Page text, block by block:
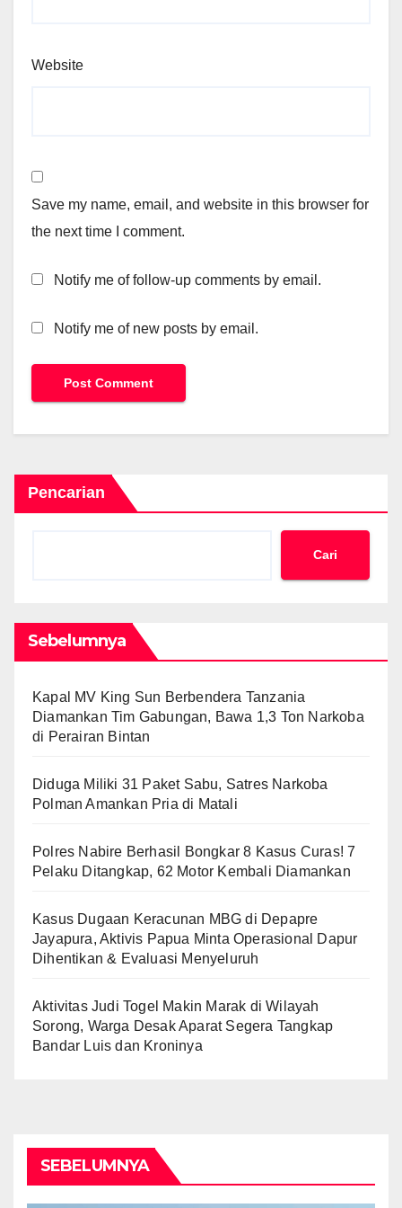
Website
Save my name, email, and website in this browser for
the next time I comment.
Notify me of follow-up comments by email.
Notify me of new posts by email.
Pencarian
Cari
Sebelumnya
Kapal MV King Sun Berbendera Tanzania
Diamankan Tim Gabungan, Bawa 1,3 Ton Narkoba
di Perairan Bintan
Diduga Miliki 31 Paket Sabu, Satres Narkoba
Polman Amankan Pria di Matali
Polres Nabire Berhasil Bongkar 8 Kasus Curas! 7
Pelaku Ditangkap, 62 Motor Kembali Diamankan
Kasus Dugaan Keracunan MBG di Depapre
Jayapura, Aktivis Papua Minta Operasional Dapur
Dihentikan & Evaluasi Menyeluruh
Aktivitas Judi Togel Makin Marak di Wilayah
Sorong, Warga Desak Aparat Segera Tangkap
Bandar Luis dan Kroninya
SEBELUMNYA